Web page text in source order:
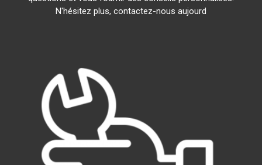
N'hésitez plus, contactez-nous aujourd